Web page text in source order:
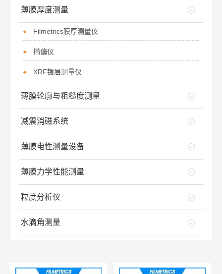
薄膜厚度测量
Filmetrics膜厚测量仪
椭偏仪
XRF镀层测量仪
薄膜轮廓与粗糙度测量
减震消磁系统
薄膜电性测量设备
薄膜力学性能测量
粒度分析仪
水滴角测量